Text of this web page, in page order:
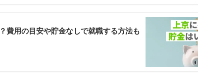
費用の目安や貯金なしで就職する方法も